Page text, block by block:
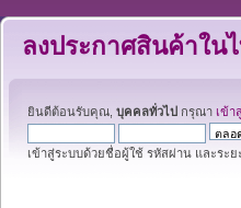
ลงประกาศสินค้าใน
ยินดีต้อนรับคุณ, บุคคลทั่วไป กรุณา เข้า
เข้าสู่ระบบด้วยชื่อผู้ใช้ รหัสผ่าน และระย